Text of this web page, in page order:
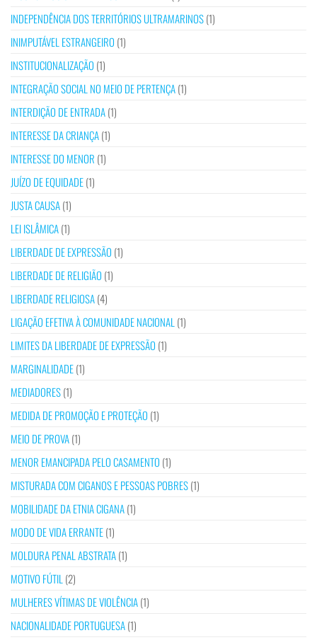
INDEPENDÊNCIA DOS TERRITÓRIOS ULTRAMARINOS(1)
INIMPUTÁVEL ESTRANGEIRO (1)
INSTITUCIONALIZAÇÃO (1)
INTEGRAÇÃO SOCIAL NO MEIO DE PERTENÇA(1)
INTERDIÇÃO DE ENTRADA(1)
INTERESSE DA CRIANÇA(1)
INTERESSE DO MENOR (1)
JUÍZO DE EQUIDADE(1)
JUSTA CAUSA(1)
LEI ISLÂMICA(1)
LIBERDADE DE EXPRESSÃO (1)
LIBERDADE DE RELIGIÃO (1)
LIBERDADE RELIGIOSA(4)
LIGAÇÃO EFETIVA À COMUNIDADE NACIONAL (1)
LIMITES DA LIBERDADE DE EXPRESSÃO (1)
MARGINALIDADE(1)
MEDIADORES(1)
MEDIDA DE PROMOÇÃO E PROTEÇÃO (1)
MEIO DE PROVA(1)
MENOR EMANCIPADA PELO CASAMENTO (1)
MISTURADA COM CIGANOS E PESSOAS POBRES(1)
MOBILIDADE DA ETNIA CIGANA(1)
MODO DE VIDA ERRANTE(1)
MOLDURA PENAL ABSTRATA(1)
MOTIVO FÚTIL (2)
MULHERES VÍTIMAS DE VIOLÊNCIA(1)
NACIONALIDADE PORTUGUESA(1)